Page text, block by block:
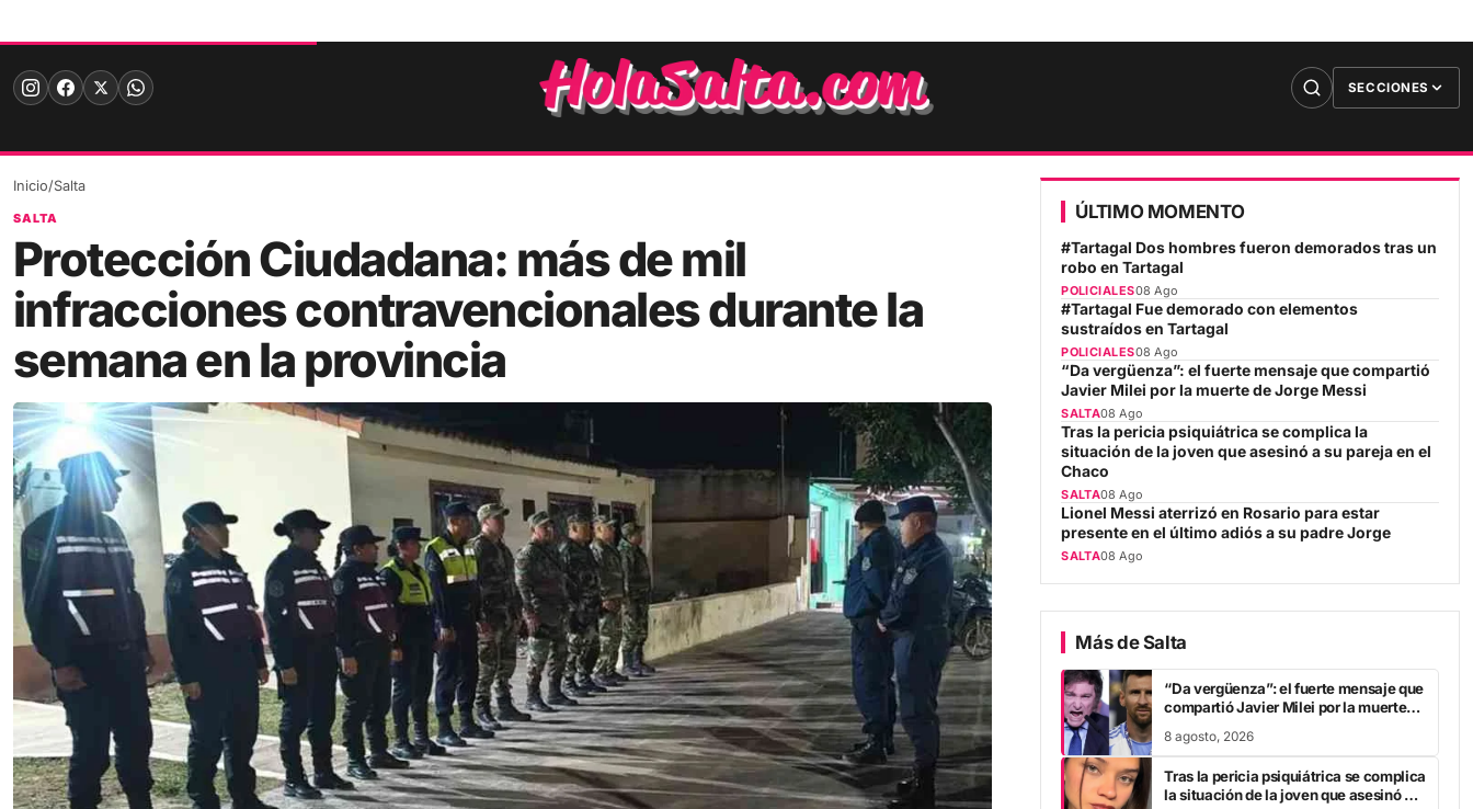
SECCIONES
SALTA
Protección Ciudadana: más de mil
infracciones contravencionales durante la
semana en la provincia
ÚLTIMO MOMENTO
#Tartagal Dos hombres fueron demorados tras un
robo en Tartagal
POLICIALES08 Ago
#Tartagal Fue demorado con elementos
sustraídos en Tartagal
POLICIALES08 Ago
“Da vergüenza”: el fuerte mensaje que compartió
Javier Milei por la muerte de Jorge Messi
SALTA08 Ago
Tras la pericia psiquiátrica se complica la
situación de la joven que asesinó a su pareja en el
Chaco
SALTA08 Ago
Lionel Messi aterrizó en Rosario para estar
presente en el último adiós a su padre Jorge
SALTA08 Ago
Más de Salta
compartió Javier Milei por la muerte
de Jorge Messi
8 agosto, 2026
Tras la pericia psiquiátrica se complica
la situación de la joven que asesinó a
su pareja en el Chaco
8 agosto, 2026